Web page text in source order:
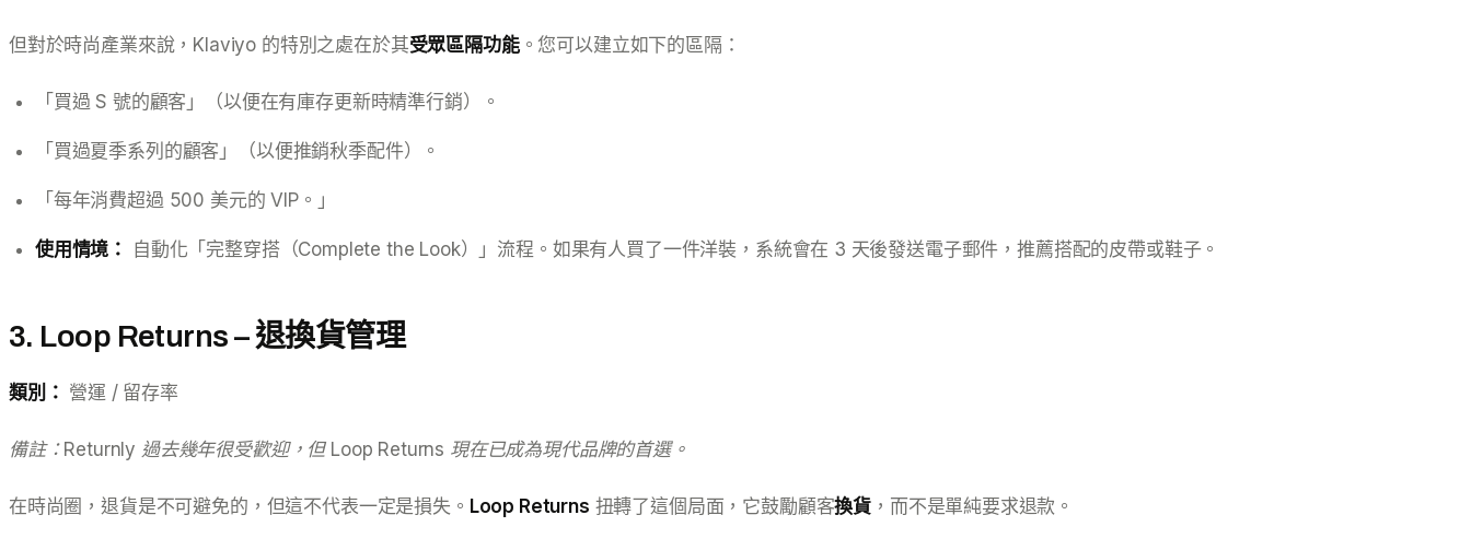
但對於時尚產業來說，Klaviyo 的特別之處在於其受眾區隔功能。您可以建立如下的區隔：
「買過 S 號的顧客」（以便在有庫存更新時精準行銷）。
「買過夏季系列的顧客」（以便推銷秋季配件）。
「每年消費超過 500 美元的 VIP。」
使用情境： 自動化「完整穿搭（Complete the Look）」流程。如果有人買了一件洋裝，系統會在 3 天後發送電子郵件，推薦搭配的皮帶或鞋子。
3. Loop Returns – 退換貨管理
類別： 營運 / 留存率
備註：Returnly 過去幾年很受歡迎，但 Loop Returns 現在已成為現代品牌的首選。
在時尚圈，退貨是不可避免的，但這不代表一定是損失。 Loop Returns 扭轉了這個局面，它鼓勵顧客換貨 ，而不是單純要求退款。